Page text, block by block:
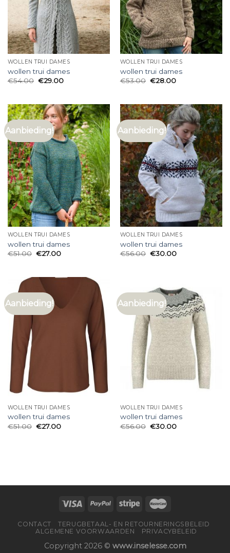
WOLLEN TRUI DAMES
wollen trui dames
€54.00 €29.00
WOLLEN TRUI DAMES
wollen trui dames
€53.00 €28.00
Aanbieding!
WOLLEN TRUI DAMES
wollen trui dames
€51.00 €27.00
Aanbieding!
WOLLEN TRUI DAMES
wollen trui dames
€56.00 €30.00
Aanbieding!
WOLLEN TRUI DAMES
wollen trui dames
€51.00 €27.00
Aanbieding!
WOLLEN TRUI DAMES
wollen trui dames
€56.00 €30.00
CONTACT
TERUGBETAAL- EN RETOURNERINGSBELEID
ALGEMENE VOORWAARDEN
PRIVACYBELEID
Copyright 2026 © www.inselesse.com